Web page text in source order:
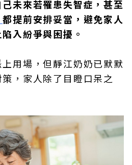
未來若罹患失智症，甚至
都提前安排妥當，避免家人
入紛爭與困擾。
用場，但靜江奶奶已默默
，家人除了目瞪口呆之